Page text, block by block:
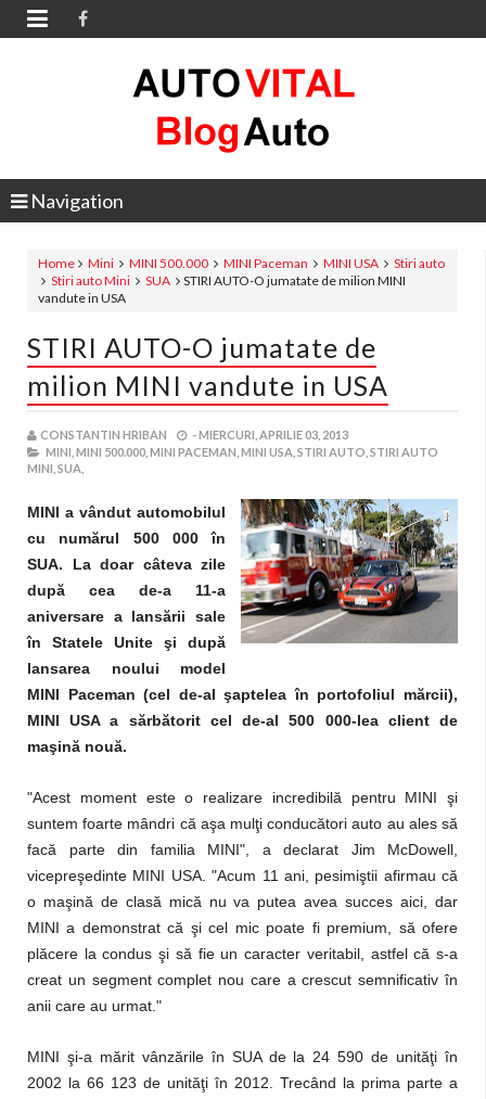

Navigation
Home Mini MINI 500.000 MINI Paceman MINI USA
Stiri auto
Stiri auto Mini
SUA
STIRI AUTO-O jumatate de milion MINI
vandute in USA
STIRI AUTO-O jumatate de
milion MINI vandute in USA
CONSTANTIN HRIBAN -MIERCURI, APRILIE 03, 2013
MINI, MINI 500.000, MINI PACEMAN, MINI USA, STIRI AUTO, STIRI AUTO
MINI, SUA,
MINI a vândut automobilul
cu numărul 500 000 în
SUA. La doar câteva zile
după cea de-a 11-a
aniversare a lansării sale
în Statele Unite şi după
lansarea noului model
MINI Paceman (cel de-al şaptelea în portofoliul mărcii),
MINI USA a sărbătorit cel de-al 500 000-lea client de
maşină nouă.
"Acest moment este o realizare incredibilă pentru MINI şi
suntem foarte mândri că aşa mulţi conducători auto au ales să
facă parte din familia MINI", a declarat Jim McDowell,
vicepreşedinte MINI USA. "Acum 11 ani, pesimiştii afirmau că
o maşină de clasă mică nu va putea avea succes aici, dar
MINI a demonstrat că şi cel mic poate fi premium, să ofere
plăcere la condus şi să fie un caracter veritabil, astfel că s-a
creat un segment complet nou care a crescut semnificativ în
anii care au urmat."
MINI şi-a mărit vânzările în SUA de la 24 590 de unităţi în
2002 la 66 123 de unităţi în 2012. Trecând la prima parte a